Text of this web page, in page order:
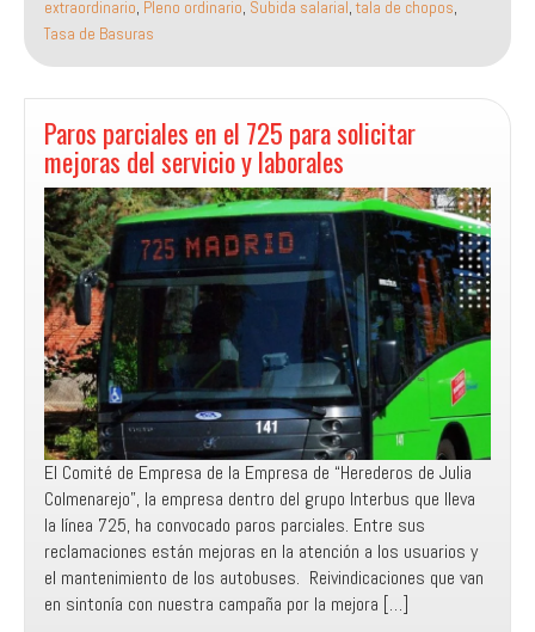
seguir
trabajando
en
2024
extraordinario, Pleno ordinario, Subida salarial, tala de chopos,
Tasa de Basuras
Paros parciales en el 725 para solicitar
mejoras del servicio y laborales
El Comité de Empresa de la Empresa de “Herederos de Julia
Colmenarejo”, la empresa dentro del grupo Interbus que lleva
la línea 725, ha convocado paros parciales. Entre sus
reclamaciones están mejoras en la atención a los usuarios y
el mantenimiento de los autobuses. Reivindicaciones que van
en sintonía con nuestra campaña por la mejora […]